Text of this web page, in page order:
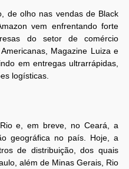
de olho nas vendas de Black
vem enfrentando forte
do setor de comércio
Magazine Luiza e
em entregas ultrarrápidas,
logísticas.
e, em breve, no Ceará, a
geográfica no país. Hoje, a
de distribuição, dos quais
além de Minas Gerais, Rio